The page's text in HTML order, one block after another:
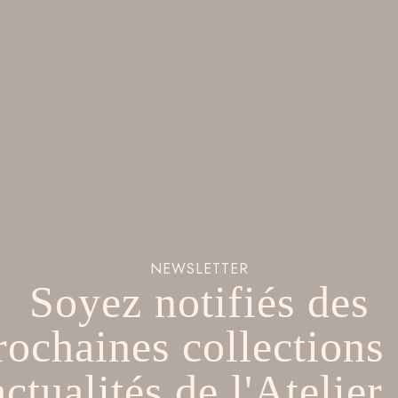
NEWSLETTER
Soyez notifiés des
collections